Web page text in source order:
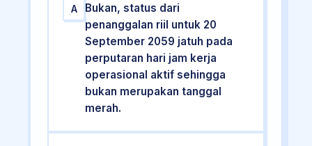
A
Bukan, status dari
penanggalan riil untuk 20
September 2059 jatuh pada
perputaran hari jam kerja
operasional aktif sehingga
bukan merupakan tanggal
merah.